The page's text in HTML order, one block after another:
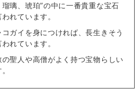
瑠璃、琥珀”の中に一番貴重な宝石
われています。
コガイを身につければ、長生きそう
われています。
の聖人や高僧がよく持つ宝物らしい